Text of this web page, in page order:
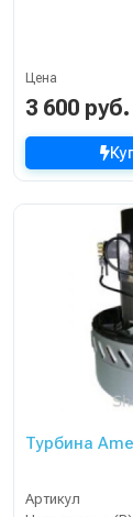
Цена
3 600 руб.
Турбина
Артикул